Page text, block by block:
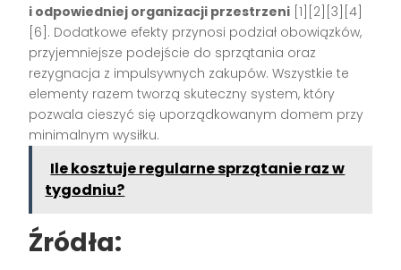
i odpowiedniej organizacji przestrzeni [1][2][3][4]
[6] . Dodatkowe efekty przynosi podział obowiązków,
przyjemniejsze podejście do sprzątania oraz
rezygnacja z impulsywnych zakupów. Wszystkie te
elementy razem tworzą skuteczny system, który
pozwala cieszyć się uporządkowanym domem przy
minimalnym wysiłku.
Ile kosztuje regularne sprzątanie raz w
tygodniu?
Źródła: